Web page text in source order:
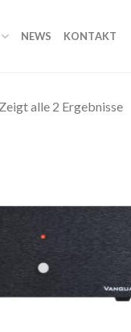
NEWS KONTAKT
Zeigt alle 2 Ergebnisse
Wunschliste